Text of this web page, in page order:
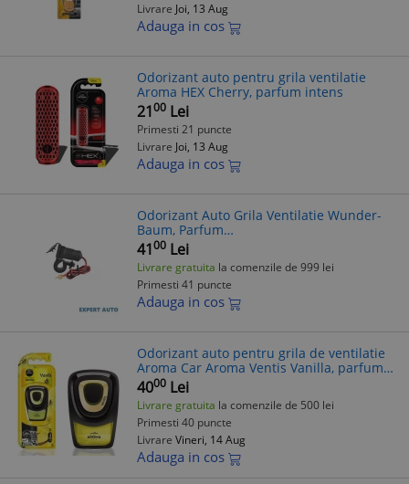
Livrare Joi, 13 Aug
Adauga in cos
Odorizant auto pentru grila ventilatie
Aroma HEX Cherry, parfum intens
2100 Lei
Primesti 21 puncte
Livrare Joi, 13 Aug
Adauga in cos
Odorizant Auto Grila Ventilatie Wunder-
Baum, Parfum
Vanilie/Lamaie/Orange/Black Crystal...
Ambalaj Clip, Difuzor/Rezerva
4100 Lei
Livrare gratuita la comenzile de 999 lei
Primesti 41 puncte
Adauga in cos
Odorizant auto pentru grila de ventilatie
Aroma Car Aroma Ventis Vanilla, parfum
intens, evaporare lenta si de lunga
durata, intensitate reglabila
4000 Lei
Livrare gratuita la comenzile de 500 lei
Primesti 40 puncte
Livrare Vineri, 14 Aug
Adauga in cos